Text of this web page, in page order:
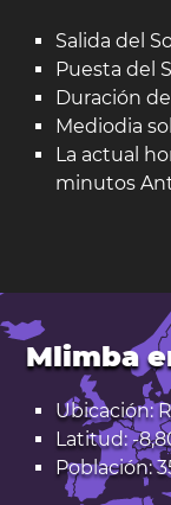
Salida del
Puesta del
Duración
Mediodia
La actual
minutos
Mlimba
Ubicación:
Latitud: -
Población: